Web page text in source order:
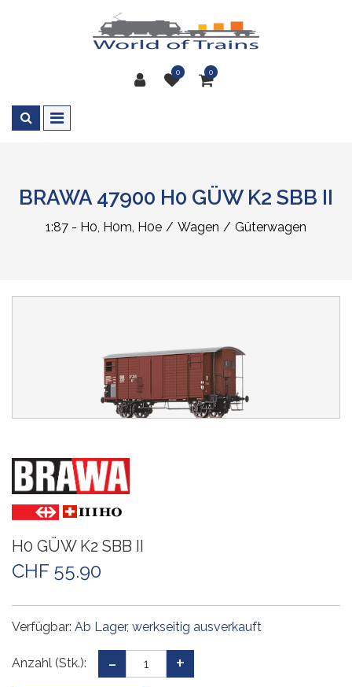
0 0
BRAWA 47900 H0 GÜW K2 SBB II
1:87 - H0, H0m, H0e Wagen Güterwagen
H0 GÜW K2 SBB II
CHF 55.90
Verfügbar: Ab Lager, werkseitig ausverkauft
Anzahl (Stk.):